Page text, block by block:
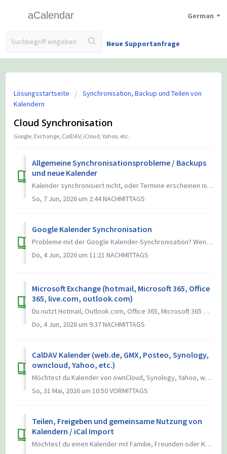
aCalendar German
Neue Supportanfrage
Lösungsstartseite
Synchronisation, Backup und Teilen von
Kalendern
Cloud Synchronisation
Google, Exchange, CalDAV, iCloud, Yahoo, etc.
Allgemeine Synchronisationsprobleme / Backups
und neue Kalender
Kalender synchronisiert nicht, oder Termine erscheinen nicht auf einem zweiten Gerät? Diese Seite hilft dir, die Ursache zu finden und das Problem Schritt...
So, 7 Jun, 2026 um 2:44 NACHMITTAGS
Google Kalender Synchronisation
Probleme mit der Google Kalender-Synchronisation? Wenn Termine in der Google-App auftauchen, aber in aCalendar fehlen, liegt das meist an Android-Einstell...
Do, 4 Jun, 2026 um 11:21 NACHMITTAGS
Microsoft Exchange (hotmail, Microsoft 365, Office
365, live.com, outlook.com)
Du nutzt Hotmail, Outlook.com, Office 365, Microsoft 365 oder ein Exchange-Konto aus deiner Firma? Hier erfährst du, wie du deinen Kalender in aCalendar e...
Do, 4 Jun, 2026 um 9:37 NACHMITTAGS
CalDAV Kalender (web.de, GMX, Posteo, Synology,
owncloud, Yahoo, etc.)
Möchtest du Kalender von ownCloud, Synology, Yahoo, web.de, GMX, Posteo oder einem anderen CalDAV-Dienst in aCalendar nutzen? Hier erfährst du, wie du das...
So, 31 Mai, 2026 um 10:50 VORMITTAGS
Teilen, Freigeben und gemeinsame Nutzung von
Kalendern / iCal Import
Möchtest du einen Kalender mit Familie, Freunden oder Kollegen teilen? Da aCalendar kein eigener Cloud-Dienst ist und deine Daten nicht auf eigenen Server...